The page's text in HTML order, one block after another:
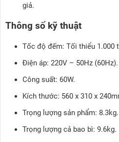
giả.
Thông số kỹ thuật
Tốc độ đếm: Tối thiểu 1.000
Điện áp: 220V – 50Hz (60Hz).
Công suất: 60W.
Kích thước: 560 x 310 x
Trọng lượng sản phẩm: 8.3kg.
Trọng lượng cả bao bì: 9.6kg.